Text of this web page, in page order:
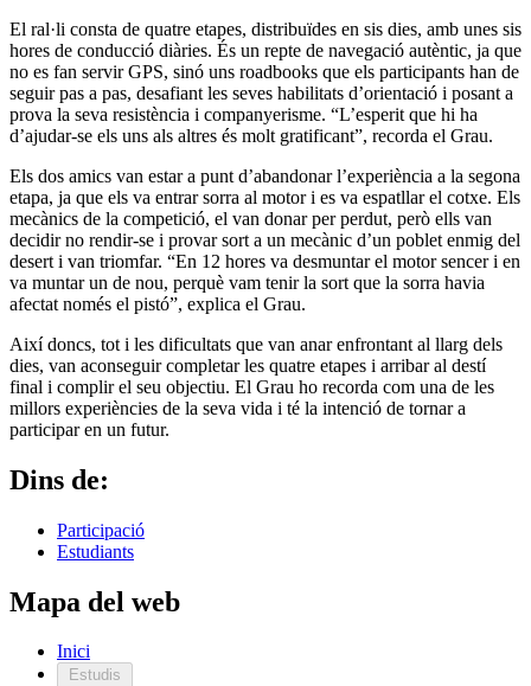
El ral·li consta de quatre etapes, distribuïdes en sis dies, amb unes sis
hores de conducció diàries. És un repte de navegació autèntic, ja que
no es fan servir GPS, sinó uns roadbooks que els participants han de
seguir pas a pas, desafiant les seves habilitats d’orientació i posant a
prova la seva resistència i companyerisme. “L’esperit que hi ha
d’ajudar-se els uns als altres és molt gratificant”, recorda el Grau.
Els dos amics van estar a punt d’abandonar l’experiència a la segona
etapa, ja que els va entrar sorra al motor i es va espatllar el cotxe. Els
mecànics de la competició, el van donar per perdut, però ells van
decidir no rendir-se i provar sort a un mecànic d’un poblet enmig del
desert i van triomfar. “En 12 hores va desmuntar el motor sencer i en
va muntar un de nou, perquè vam tenir la sort que la sorra havia
afectat només el pistó”, explica el Grau.
Així doncs, tot i les dificultats que van anar enfrontant al llarg dels
dies, van aconseguir completar les quatre etapes i arribar al destí
final i complir el seu objectiu. El Grau ho recorda com una de les
millors experiències de la seva vida i té la intenció de tornar a
participar en un futur.
Dins de:
Participació
Estudiants
Mapa del web
Inici
Estudis